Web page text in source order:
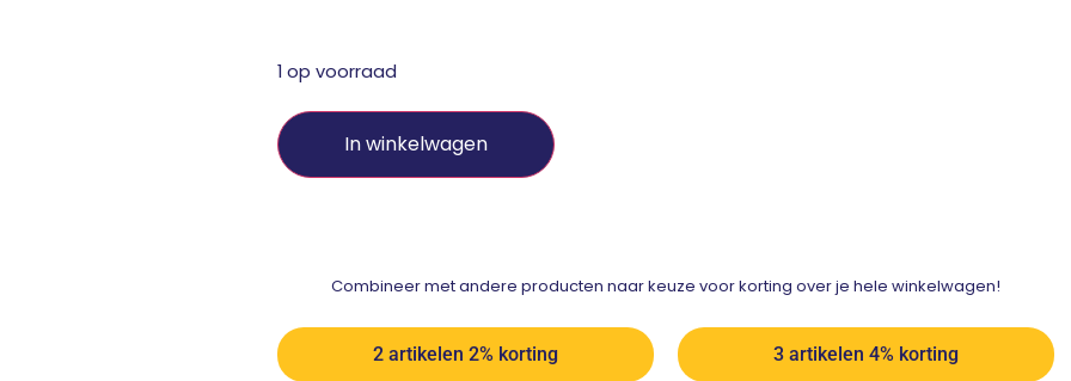
1 op voorraad
In winkelwagen
Combineer met andere producten naar keuze voor korting over je hele winkelwagen!
2 artikelen 2% korting 3 artikelen 4% korting